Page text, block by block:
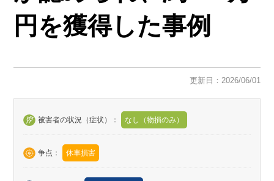
円を獲得した事例
更新日：2026/06/01
被害者の状況（症状）： なし（物損のみ）
争点： 休車損害